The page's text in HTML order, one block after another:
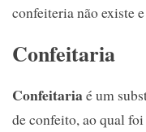
confeiteria não existe
Confeitaria
Confeitariaé um
de confeito, ao qual